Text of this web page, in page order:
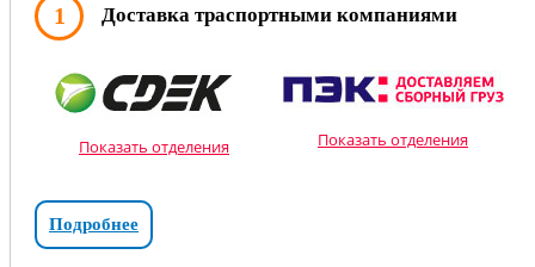
1 Доставка траспортными компаниями
Показать отделения Показать отделения
Подробнее